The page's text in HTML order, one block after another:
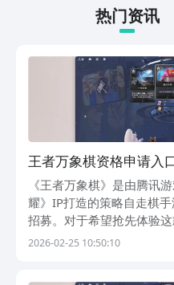
脚步一起
热门资讯
王者万象棋资格申请入
址推荐
《王者万象棋》是由腾讯
耀》IP打造的策略自走棋
招募。对于希望抢先体验
顺利获取测试资格成为关
2026-02-25 10:50:10